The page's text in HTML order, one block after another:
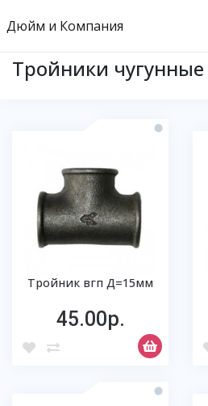
Дюйм и Компания
Тройники чугунные
Тройник вгп Д=15мм
45.00р.